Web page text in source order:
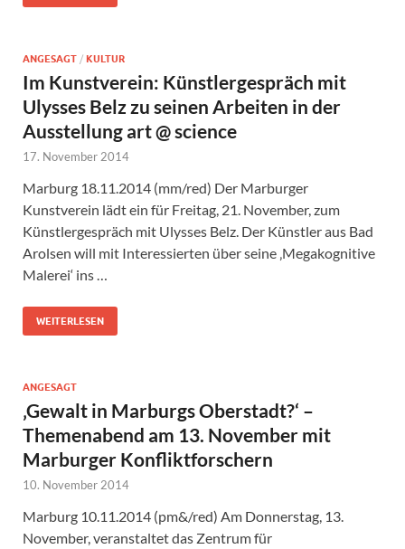
ANGESAGT / KULTUR
Im Kunstverein: Künstlergespräch mit
Ulysses Belz zu seinen Arbeiten in der
Ausstellung art @ science
17. November 2014
Marburg 18.11.2014 (mm/red) Der Marburger
Kunstverein lädt ein für Freitag, 21. November, zum
Künstlergespräch mit Ulysses Belz. Der Künstler aus Bad
Arolsen will mit Interessierten über seine ‚Megakognitive
Malerei‘ ins …
WEITERLESEN
ANGESAGT
‚Gewalt in Marburgs Oberstadt?‘ –
Themenabend am 13. November mit
Marburger Konfliktforschern
10. November 2014
Marburg 10.11.2014 (pm&/red) Am Donnerstag, 13.
November, veranstaltet das Zentrum für